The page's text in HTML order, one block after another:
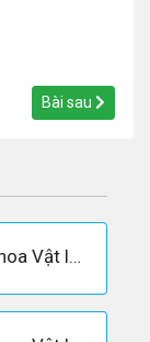
Bài sau
Giải câu 1 Trang 200 - Sách giáo khoa Vật lí 12